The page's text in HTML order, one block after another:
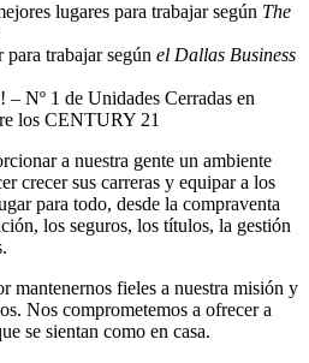
lugares para trabajar según The
trabajar según el Dallas Business
Nº 1 de Unidades Cerradas en
los CENTURY 21
a nuestra gente un ambiente
crecer sus carreras y equipar a los
para todo, desde la compraventa
los seguros, los títulos, la gestión
mantenernos fieles a nuestra misión y
Nos comprometemos a ofrecer a
se sientan como en casa.